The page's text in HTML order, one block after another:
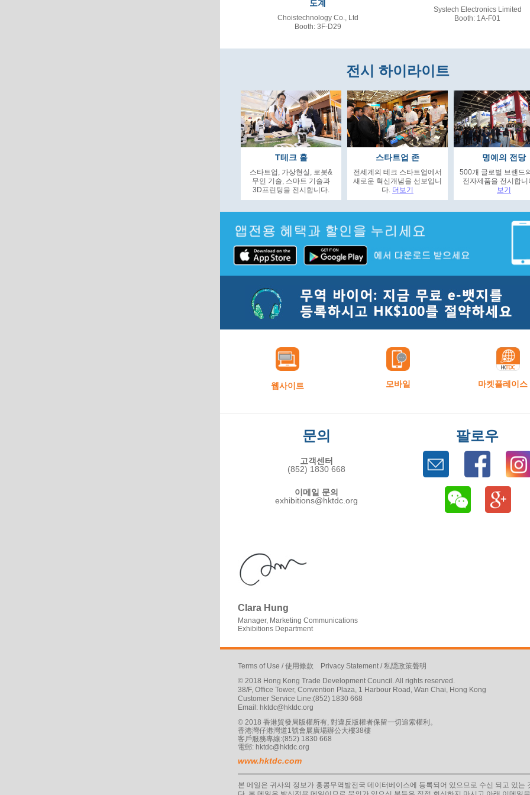
도계
Choistechnology Co., Ltd
Booth: 3F-D29
Systech Electronics Limited
Booth: 1A-F01
전시 하이라이트
T테크 홀
스타트업, 가상현실, 로봇&
무인 기술, 스마트 기술과
3D프린팅을 전시합니다.
스타트업 존
전세계의 테크 스타트업에서
새로운 혁신개념을 선보입니
다. 더보기
명예의 전당
500개 글로벌 브랜드
전자제품을 전시합
보기
웹사이트 모바일 마켓플레이스
문의
고객센터
(852) 1830 668
이메일 문의
exhibitions@hktdc.org
팔로우
Clara Hung
Manager, Marketing Communications
Exhibitions Department
Terms of Use /使用條款 Privacy Statement /私隠政策聲明
© 2018 Hong Kong Trade Development Council. All rights reserved.
38/F, Office Tower, Convention Plaza, 1 Harbour Road, Wan Chai, Hong Kong
Customer Service Line:(852) 1830 668
Email: hktdc@hktdc.org
© 2018 香港貿發局版權所有, 對違反版權者保留一切追索權利。
香港灣仔港灣道1號會展廣場辦公大樓38樓
客戶服務專線:(852) 1830 668
電郵: hktdc@hktdc.org
www.hktdc.com
본 메일은 귀사의 정보가 홍콩무역발전국 데이터베이스에 등록되어 있으므로 수신 되고 있는